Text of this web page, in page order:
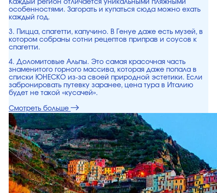
Каждый регион отличается уникальными пляжными
особенностями. Загорать и купаться сюда можно ехать
каждый год.
3. Пицца, спагетти, капучино. В Генуе даже есть музей, в
котором собраны сотни рецептов приправ и соусов к
спагетти.
4. Доломитовые Альпы. Это самая красочная часть
знаменитого горного массива, которая даже попала в
списки ЮНЕСКО из-за своей природной эстетики. Если
забронировать путевку заранее, цена тура в Италию
будет не такой «кусачей».
Смотреть больше